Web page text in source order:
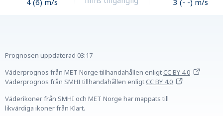
Prognosen uppdaterad 03:17
Väderprognos från MET Norge tillhandahållen enligtCC BY 4.0
Väderprognos från SMHI tillhandahållen enligtCC BY 4.0
Väderikoner från SMHI och MET Norge har mappats till
likvärdiga ikoner från Klart.